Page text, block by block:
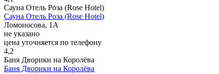
Сауна Отель Роза (Rose Hotel)
Сауна Отель Роза (Rose Hotel)
Ломоносова, 1А
не указано
цена уточняется по телефону
4,2
Баня Дворики на Королёва
Баня Дворики на Королёва